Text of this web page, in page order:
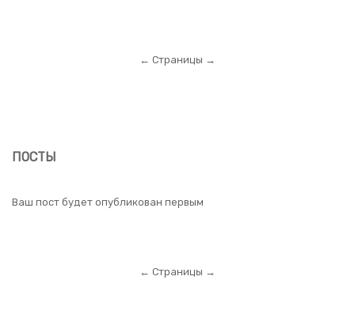
← Страницы →
ПОСТЫ
Ваш пост будет опубликован первым
← Страницы →